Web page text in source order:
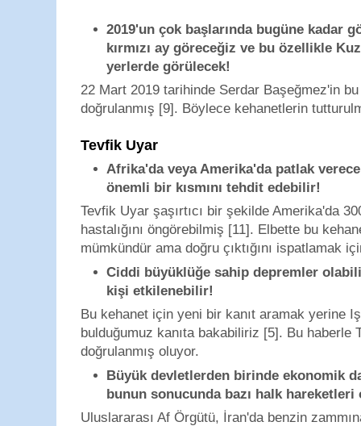
2019'un çok başlarında bugüne kadar
kırmızı ay göreceğiz ve bu özellikle
yerlerde görülecek!
22 Mart 2019 tarihinde Serdar Başeğmez'in
doğrulanmış [9]. Böylece kehanetlerin
Tevfik Uyar
Afrika'da veya Amerika'da patlak
önemli bir kısmını tehdit edebilir!
Tevfik Uyar şaşırtıcı bir şekilde Amerika'da
hastalığını öngörebilmiş [11]. Elbette bu
mümkündür ama doğru çıktığını ispatlamak
Ciddi büyüklüğe sahip depremler
kişi etkilenebilir!
Bu kehanet için yeni bir kanıt aramak yerine
bulduğumuz kanıta bakabiliriz [5]. Bu haberle
doğrulanmış oluyor.
Büyük devletlerden birinde ekonomik
bunun sonucunda bazı halk hareketleri
Uluslararası Af Örgütü, İran'da benzin